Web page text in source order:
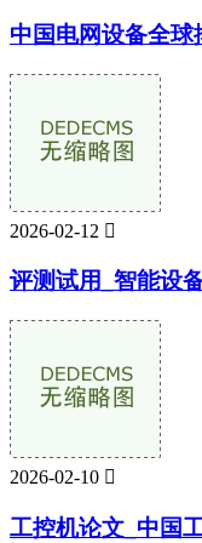
中国电网设备全
2026-02-12 
评测试用_智能设
2026-02-10 
工控机论文_中国